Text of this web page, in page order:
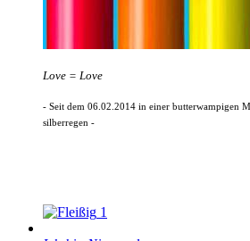
Love = Love
- Seit dem 06.02.2014 in einer butterwampigen
silberregen -
1